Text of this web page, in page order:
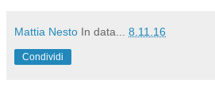
Mattia Nesto In data... 8.11.16
Condividi